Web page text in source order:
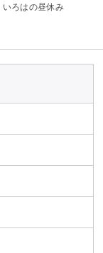
いろはの昼休み